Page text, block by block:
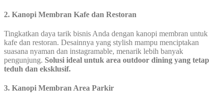
2. Kanopi Membran Kafe dan Restoran
Tingkatkan daya tarik bisnis Anda dengan kanopi membran untuk
kafe dan restoran. Desainnya yang stylish mampu menciptakan
suasana nyaman dan instagramable, menarik lebih banyak
pengunjung. Solusi ideal untuk area outdoor dining yang tetap
teduh dan eksklusif.
3. Kanopi Membran Area Parkir